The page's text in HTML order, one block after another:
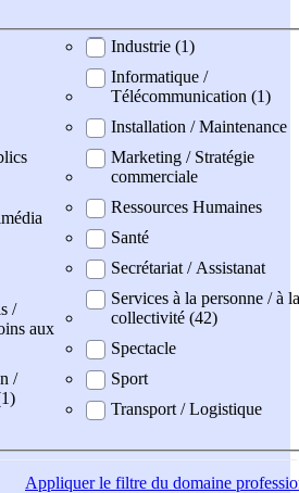
/
aux
/
Industrie (1)
Informatique /
Télécommunication (1)
Installation / Maintenance
Marketing / Stratégie
commerciale
Ressources Humaines
Santé
Secrétariat / Assistanat
Services à la personne / à la
collectivité (42)
Spectacle
Sport
Transport / Logistique
Appliquerle filtre du domaine